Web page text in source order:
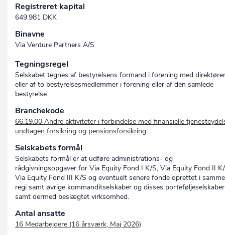
Registreret kapital
649.981 DKK
Binavne
Via Venture Partners A/S
Tegningsregel
Selskabet tegnes af bestyrelsens formand i forening med
eller af to bestyrelsesmedlemmer i forening eller af den samlede
bestyrelse.
Branchekode
66.19.00 Andre aktiviteter i forbindelse med finansielle
undtagen forsikring og pensionsforsikring
Selskabets formål
Selskabets formål er at udføre administrations- og
rådgivningsopgaver for Via Equity Fond I K/S, Via Equity Fond II
Via Equity Fond III K/S og eventuelt senere fonde oprettet i samme
regi samt øvrige kommanditselskaber og disses porteføljeselskaber
samt dermed beslægtet virksomhed.
Antal ansatte
16 Medarbejdere (16 årsværk, Maj 2026)